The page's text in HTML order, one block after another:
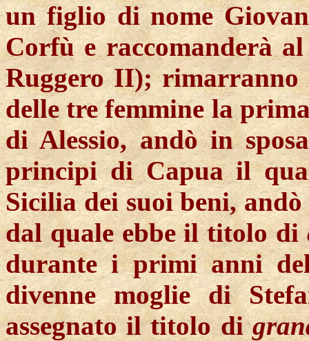
un figlio di nome
Corfù e raccomanderà
Ruggero II); rimarranno
delle tre femmine la
di Alessio, andò in
principi di Capua il
Sicilia dei suoi beni,
dal quale ebbe il titolo di
durante i primi anni
divenne moglie di
assegnato il titolo di